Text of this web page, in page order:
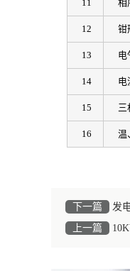
11 相
12 钳
13 电
14 电
15 三
16 温
下一篇
发
上一篇